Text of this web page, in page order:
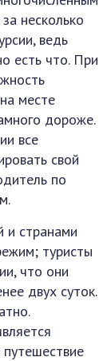
несколько
ведь
есть что. При
месте
дороже.
все
свой
по
странами
туристы
что они
двух суток.